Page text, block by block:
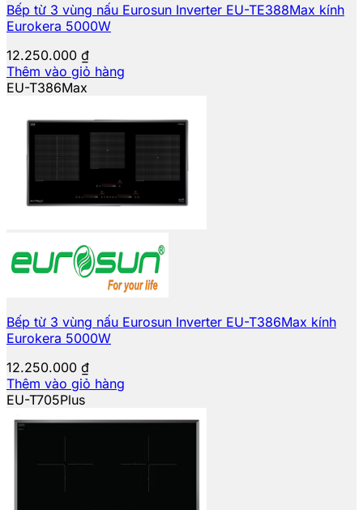
Bếp từ 3 vùng nấu Eurosun Inverter EU-TE388Max kính
Eurokera 5000W
12.250.000 ₫
Thêm vào giỏ hàng
EU-T386Max
Bếp từ 3 vùng nấu Eurosun Inverter EU-T386Max kính
Eurokera 5000W
12.250.000 ₫
Thêm vào giỏ hàng
EU-T705Plus